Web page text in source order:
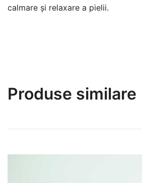
calmare şi relaxare a pielii.
Produse similare